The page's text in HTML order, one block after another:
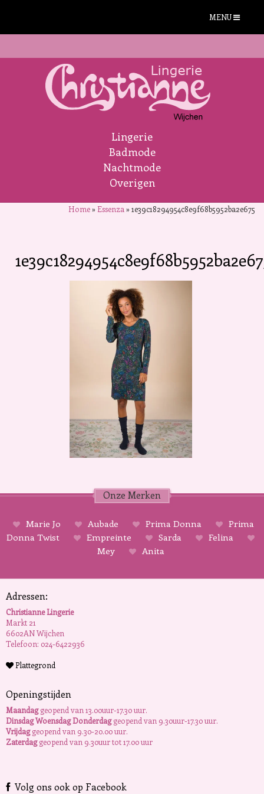
MENU
Lingerie
Badmode
Nachtmode
Overigen
Home»Essenza »1e39c18294954c8e9f68b5952ba2e675
Onze Merken
Marie Jo Aubade Prima Donna
Prima
Donna Twist
Empreinte Sarda
Felina
Mey
Anita
Adressen:
Christianne Lingerie
Markt 21
6602AN Wijchen
Telefoon: 024-6422936
Plattegrond
Openingstijden
Maandaggeopend van 13.00uur-17.30 uur.
Dinsdag Woensdag Donderdaggeopend van 9.30uur-17.30 uur.
Vrijdaggeopend van 9.30-20.00 uur.
Zaterdaggeopend van 9.30uur tot 17.00 uur
Volg ons ook op Facebook